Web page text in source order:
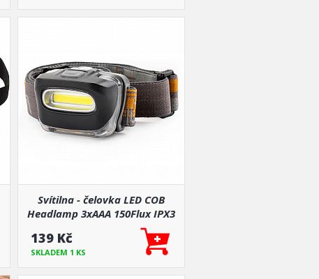
Svítilna - čelovka LED COB
Headlamp 3xAAA 150Flux IPX3
139 Kč
SKLADEM 1 KS